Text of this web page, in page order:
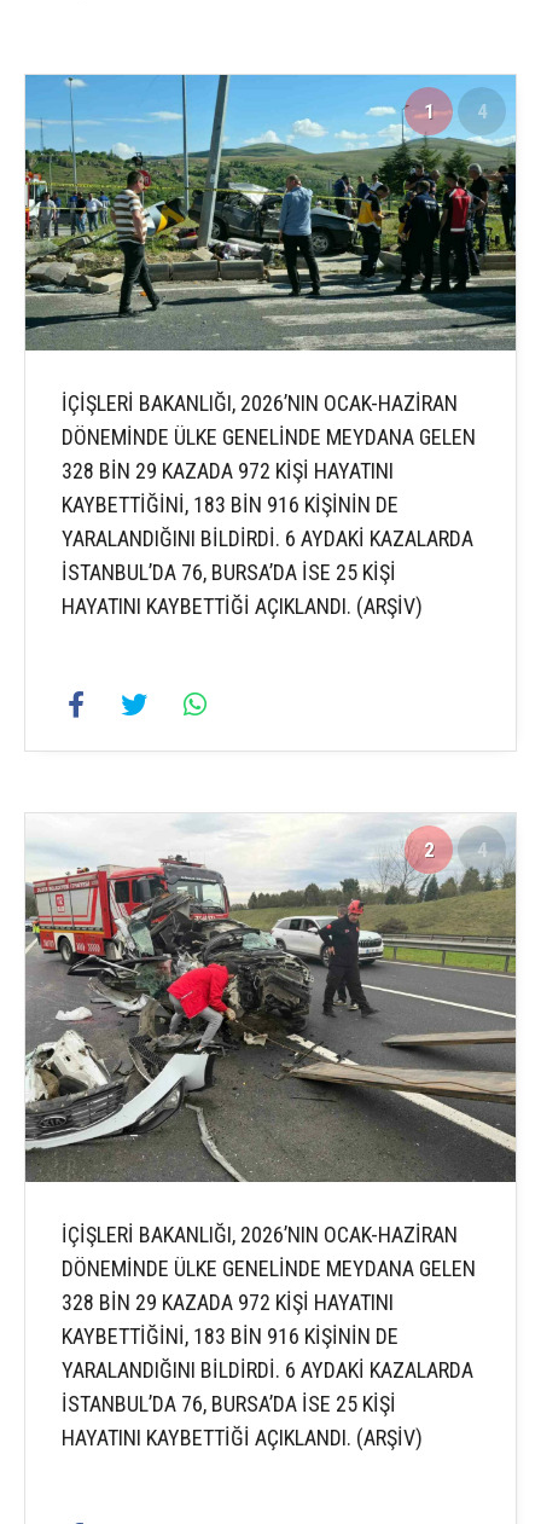
1 4
İÇİŞLERİ BAKANLIĞI, 2026’NIN OCAK-HAZİRAN
DÖNEMİNDE ÜLKE GENELİNDE MEYDANA GELEN
328 BİN 29 KAZADA 972 KİŞİ HAYATINI
KAYBETTİĞİNİ, 183 BİN 916 KİŞİNİN DE
YARALANDIĞINI BİLDİRDİ. 6 AYDAKİ KAZALARDA
İSTANBUL’DA 76, BURSA’DA İSE 25 KİŞİ
HAYATINI KAYBETTİĞİ AÇIKLANDI. (ARŞİV)
2 4
İÇİŞLERİ BAKANLIĞI, 2026’NIN OCAK-HAZİRAN
DÖNEMİNDE ÜLKE GENELİNDE MEYDANA GELEN
328 BİN 29 KAZADA 972 KİŞİ HAYATINI
KAYBETTİĞİNİ, 183 BİN 916 KİŞİNİN DE
YARALANDIĞINI BİLDİRDİ. 6 AYDAKİ KAZALARDA
İSTANBUL’DA 76, BURSA’DA İSE 25 KİŞİ
HAYATINI KAYBETTİĞİ AÇIKLANDI. (ARŞİV)